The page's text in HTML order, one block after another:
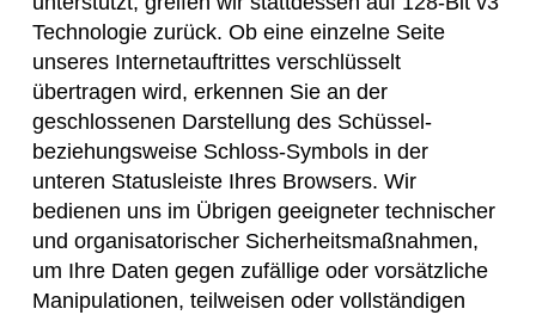
Technologie zurück. Ob eine einzelne Seite
unseres Internetauftrittes verschlüsselt
übertragen wird, erkennen Sie an der
geschlossenen Darstellung des Schüssel-
beziehungsweise Schloss-Symbols in der
unteren Statusleiste Ihres Browsers. Wir
bedienen uns im Übrigen geeigneter technischer
und organisatorischer Sicherheitsmaßnahmen,
um Ihre Daten gegen zufällige oder vorsätzliche
Manipulationen, teilweisen oder vollständigen